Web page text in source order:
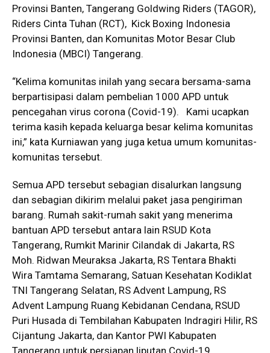
Provinsi Banten, Tangerang Goldwing Riders (TAGOR),
Riders Cinta Tuhan (RCT), Kick Boxing Indonesia
Provinsi Banten, dan Komunitas Motor Besar Club
Indonesia (MBCI) Tangerang.
“Kelima komunitas inilah yang secara bersama-sama
berpartisipasi dalam pembelian 1000 APD untuk
pencegahan virus corona (Covid-19). Kami ucapkan
terima kasih kepada keluarga besar kelima komunitas
ini,” kata Kurniawan yang juga ketua umum komunitas-
komunitas tersebut.
Semua APD tersebut sebagian disalurkan langsung
dan sebagian dikirim melalui paket jasa pengiriman
barang. Rumah sakit-rumah sakit yang menerima
bantuan APD tersebut antara lain RSUD Kota
Tangerang, Rumkit Marinir Cilandak di Jakarta, RS
Moh. Ridwan Meuraksa Jakarta, RS Tentara Bhakti
Wira Tamtama Semarang, Satuan Kesehatan Kodiklat
TNI Tangerang Selatan, RS Advent Lampung, RS
Advent Lampung Ruang Kebidanan Cendana, RSUD
Puri Husada di Tembilahan Kabupaten Indragiri Hilir, RS
Cijantung Jakarta, dan Kantor PWI Kabupaten
Tangerang untuk persiapan liputan Covid-19.